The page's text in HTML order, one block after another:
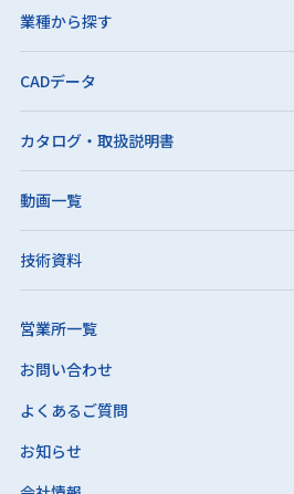
業種から探す
CADデータ
カタログ・取扱説明書
動画一覧
技術資料
営業所一覧
お問い合わせ
よくあるご質問
お知らせ